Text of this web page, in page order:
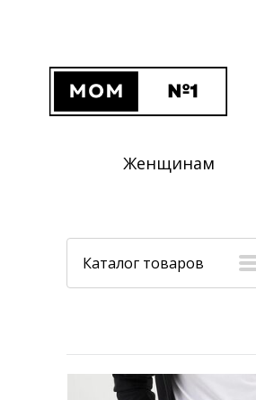
Женщинам
Каталог товаров